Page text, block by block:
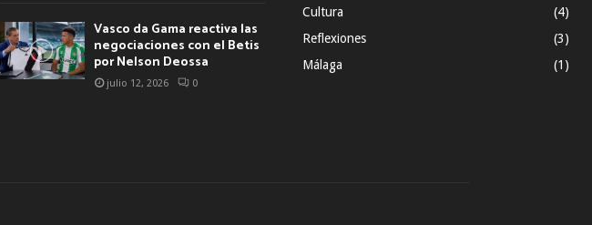
Vasco da Gama reactiva las
negociaciones con el Betis
por Nelson Deossa
julio 12, 2026 0
Cultura
(4)
Reflexiones
(3)
Málaga
(1)